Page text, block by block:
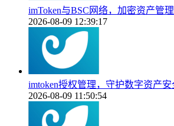
imToken与BSC网络，加密资产管
2026-08-09 12:39:17
imtoken授权管理，守护数字资产
2026-08-09 11:50:54